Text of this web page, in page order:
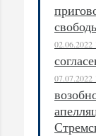
02.06.2022
07.07.2022